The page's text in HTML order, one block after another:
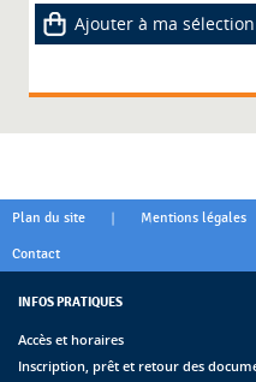
Ajouter à ma sélection
Plan du site | Mentions légales
Contact
INFOS PRATIQUES
Accès et horaires
Inscription, prêt et retour des